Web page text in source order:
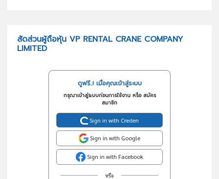
สัดส่วนผู้ถือหุ้น VP RENTAL CRANE COMPANY
LIMITED
ดูฟรี..! เมื่อคุณเข้าสู่ระบบ
กรุณาเข้าสู่ระบบก่อนการใช้งาน หรือ สมัคร
สมาชิก
Sign in with Creden
Sign in with Google
Sign in with Facebook
หรือ